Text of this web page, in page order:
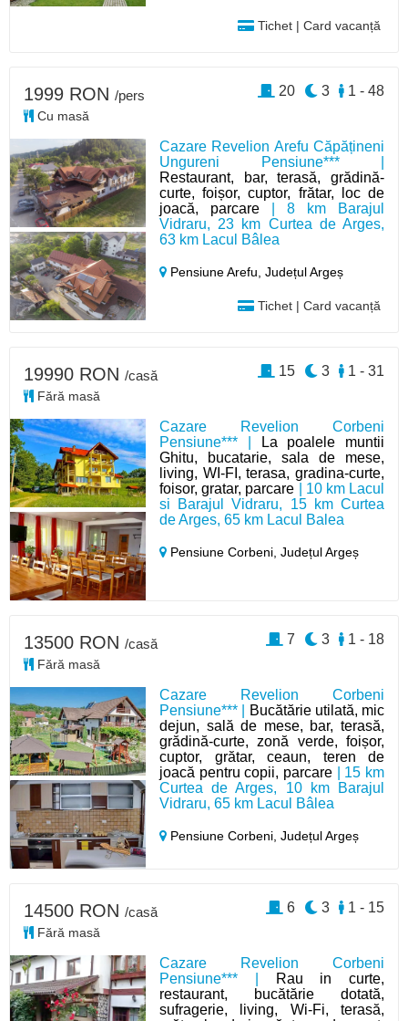
Tichet | Card vacanță
Cazare Revelion Arefu Căpățineni
Ungureni Pensiune*** |
Restaurant, bar, terasă, grădină-
curte, foișor, cuptor, frătar, loc de
joacă, parcare | 8 km Barajul
Vidraru, 23 km Curtea de Arges,
63 km Lacul Bâlea
Pensiune Arefu,Județul Argeș
Tichet | Card vacanță
1999 RON /pers
Cu masă
1 - 48
3
20
Cazare Revelion Corbeni
Pensiune*** |
La poalele muntii
Ghitu, bucatarie, sala de mese,
living, WI-FI, terasa, gradina-curte,
foisor, gratar, parcare | 10 km Lacul
si Barajul Vidraru, 15 km Curtea
de Arges, 65 km Lacul Balea
Pensiune Corbeni,Județul Argeș
19990 RON /casă
Fără masă
1 - 31
3
15
Cazare Revelion Corbeni
Pensiune*** |
Bucătărie utilată, mic
dejun, sală de mese, bar, terasă,
grădină-curte, zonă verde, foișor,
cuptor, grătar, ceaun, teren de
joacă pentru copii, parcare | 15 km
Curtea de Arges, 10 km Barajul
Vidraru, 65 km Lacul Bâlea
Pensiune Corbeni,Județul Argeș
13500 RON /casă
Fără masă
1 - 18
3
7
Cazare Revelion Corbeni
Pensiune*** |
Rau in curte,
restaurant, bucătărie dotată,
sufragerie, living, Wi-Fi, terasă,
14500 RON /casă
Fără masă
1 - 15
3
6